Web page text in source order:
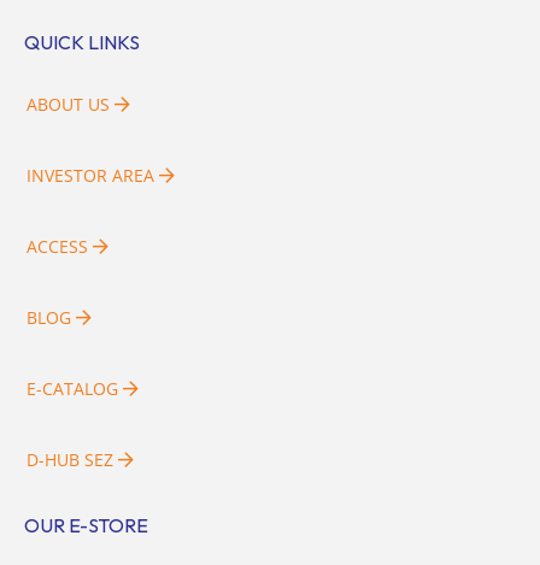
QUICK LINKS
ABOUT US
INVESTOR AREA
ACCESS
BLOG
E-CATALOG
D-HUB SEZ
OUR E-STORE